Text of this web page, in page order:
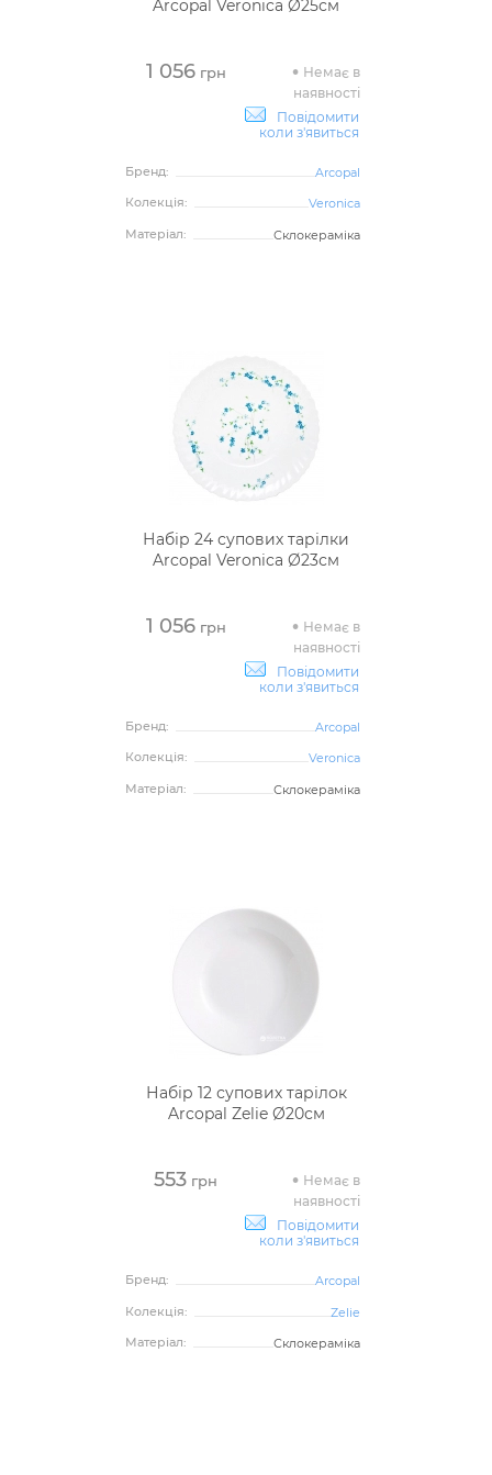
Arcopal Veronica Ø25см
1 056грн
Немає в
наявності
Повідомити
коли з'явиться
Бренд:
Arcopal
Колекція:
Veronica
Матеріал:
Склокераміка
Набір 24 супових тарілки
Arcopal Veronica Ø23см
1 056грн
Немає в
наявності
Повідомити
коли з'явиться
Бренд:
Arcopal
Колекція:
Veronica
Матеріал:
Склокераміка
Набір 12 супових тарілок
Arcopal Zelie Ø20см
553 грн
Немає в
наявності
Повідомити
коли з'явиться
Бренд:
Arcopal
Колекція:
Zelie
Матеріал:
Склокераміка